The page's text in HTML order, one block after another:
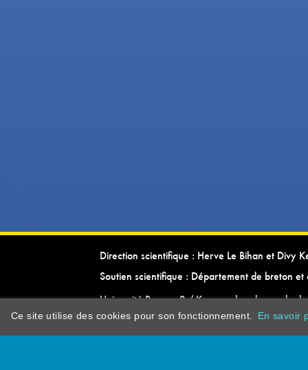
Direction scientifique : Herve Le Bihan et Divy
Soutien scientifique : Département de breton et
Université Rennes 2 / Kevrenn brezhoneg ha
Ce site utilise des cookies pour son fonctionnement. En savoir